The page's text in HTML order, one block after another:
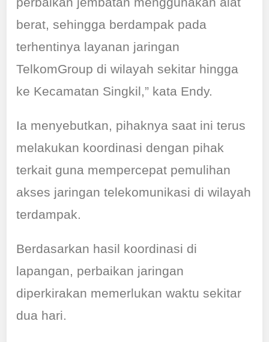
berat, sehingga berdampak pada
terhentinya layanan jaringan
TelkomGroup di wilayah sekitar hingga
ke Kecamatan Singkil,” kata Endy.
Ia menyebutkan, pihaknya saat ini terus
melakukan koordinasi dengan pihak
terkait guna mempercepat pemulihan
akses jaringan telekomunikasi di wilayah
terdampak.
Berdasarkan hasil koordinasi di
lapangan, perbaikan jaringan
diperkirakan memerlukan waktu sekitar
dua hari.